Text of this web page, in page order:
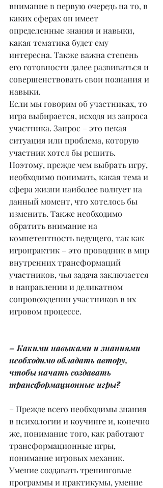
внимание в первую очередь на то, в
каких сферах он имеет
определенные знания и навыки,
какая тематика будет ему
интересна. Также важна степень
его готовности далее развиваться и
совершенствовать свои познания и
навыки.
Если мы говорим об участниках, то
игра выбирается, исходя из запроса
участника. Запрос – это некая
ситуация или проблема, которую
участник хотел бы решить.
Поэтому, прежде чем выбрать игру,
необходимо понимать, какая тема и
сфера жизни наиболее волнует на
данный момент, что хотелось бы
изменить. Также необходимо
обратить внимание на
компетентность ведущего, так как
игропрактик – это проводник в мир
внутренних трансформаций
участников, чья задача заключается
в направлении и деликатном
сопровождении участников в их
игровом процессе.
– Какими навыками и знаниями
необходимо обладать автору,
чтобы начать создавать
трансформационные игры?
– Прежде всего необходимы знания
в психологии и коучинге и, конечно
же, понимание того, как работают
трансформационные игры,
понимание игровых механик.
Умение создавать тренинговые
программы и практикумы, умение